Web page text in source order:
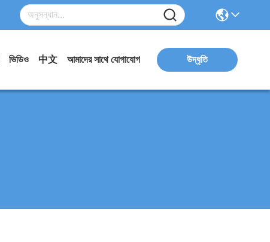
ভিডিও 中文 আমাদের সাথে যোগাযোগ উদ্ধৃতি